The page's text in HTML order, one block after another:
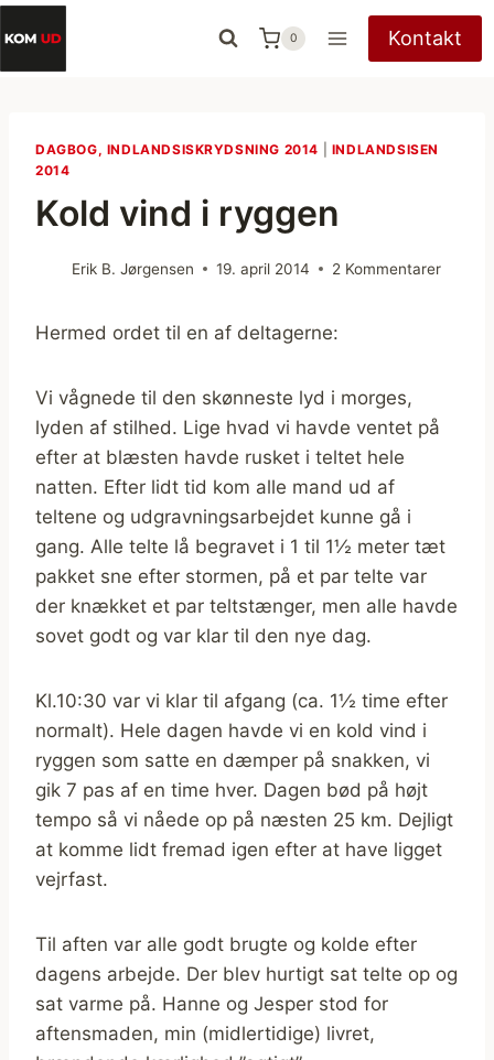
Fortsæt
til
indhold
0 Kontakt
DAGBOG, INDLANDSISKRYDSNING 2014
INDLANDSISEN
2014
Kold vind i ryggen
Erik B. Jørgensen 19. april 2014 2 Kommentarer
Hermed ordet til en af deltagerne:
Vi vågnede til den skønneste lyd i morges,
lyden af stilhed. Lige hvad vi havde ventet på
efter at blæsten havde rusket i teltet hele
natten. Efter lidt tid kom alle mand ud af
teltene og udgravningsarbejdet kunne gå i
gang. Alle telte lå begravet i 1 til 1½ meter tæt
pakket sne efter stormen, på et par telte var
der knækket et par teltstænger, men alle havde
sovet godt og var klar til den nye dag.
Kl.10:30 var vi klar til afgang (ca. 1½ time efter
normalt). Hele dagen havde vi en kold vind i
ryggen som satte en dæmper på snakken, vi
gik 7 pas af en time hver. Dagen bød på højt
tempo så vi nåede op på næsten 25 km. Dejligt
at komme lidt fremad igen efter at have ligget
vejrfast.
Til aften var alle godt brugte og kolde efter
dagens arbejde. Der blev hurtigt sat telte op og
sat varme på. Hanne og Jesper stod for
aftensmaden, min (midlertidige) livret,